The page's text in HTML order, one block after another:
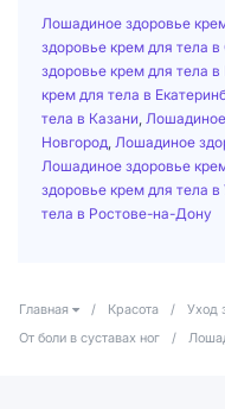
Лошадиное здоровье
здоровье крем для тела
здоровье крем для тела
крем для тела в
тела в Казани
Новгород Лошадиное
Лошадиное здоровье
здоровье крем для тела в
тела в Ростове-на-Дону
Главная / Красота / Уход
От боли в суставах ног
/